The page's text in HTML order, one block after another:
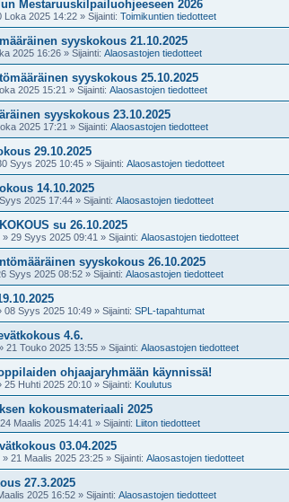
Mestaruuskilpailuohjeeseen 2026
Loka 2025 14:22 » Sijainti: Toimikuntien tiedotteet
syyskokous 21.10.2025
2025 16:26 » Sijainti: Alaosastojen tiedotteet
syyskokous 25.10.2025
2025 15:21 » Sijainti: Alaosastojen tiedotteet
syyskokous 23.10.2025
2025 17:21 » Sijainti: Alaosastojen tiedotteet
29.10.2025
Syys 2025 10:45 » Sijainti: Alaosastojen tiedotteet
14.10.2025
2025 17:44 » Sijainti: Alaosastojen tiedotteet
su 26.10.2025
» 29 Syys 2025 09:41 » Sijainti: Alaosastojen tiedotteet
syyskokous 26.10.2025
Syys 2025 08:52 » Sijainti: Alaosastojen tiedotteet
08 Syys 2025 10:49 » Sijainti: SPL-tapahtumat
4.6.
21 Touko 2025 13:55 » Sijainti: Alaosastojen tiedotteet
ohjaajaryhmään käynnissä!
25 Huhti 2025 20:10 » Sijainti: Koulutus
kokousmateriaali 2025
24 Maalis 2025 14:41 » Sijainti: Liiton tiedotteet
03.04.2025
» 21 Maalis 2025 23:25 » Sijainti: Alaosastojen tiedotteet
27.3.2025
2025 16:52 » Sijainti: Alaosastojen tiedotteet